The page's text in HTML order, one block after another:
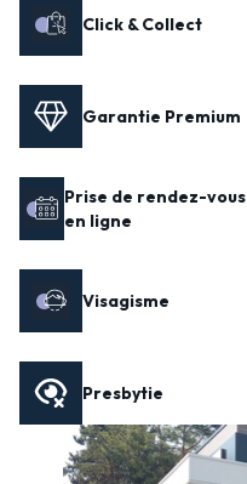
Click & Collect
Garantie Premium
Prise de rendez-vous
en ligne
Visagisme
Presbytie